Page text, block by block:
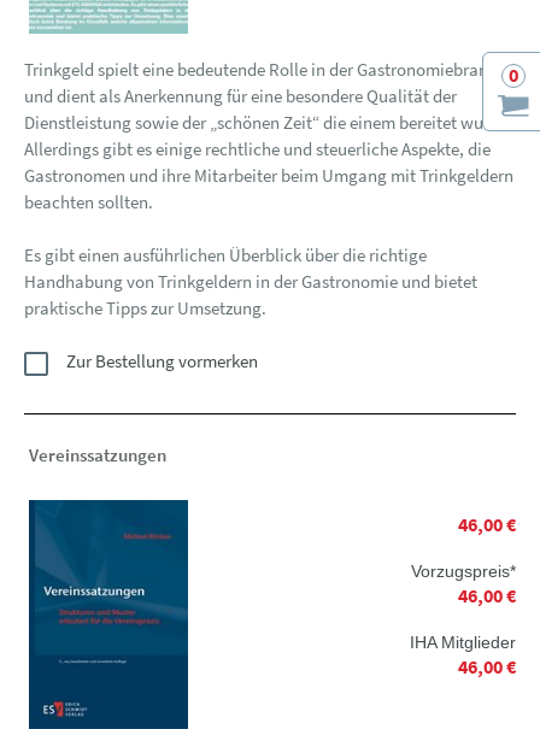
0
Trinkgeld spielt eine bedeutende Rolle in der Gastronomiebranche
und dient als Anerkennung für eine besondere Qualität der
Dienstleistung sowie der „schönen Zeit“ die einem bereitet wurde.
Allerdings gibt es einige rechtliche und steuerliche Aspekte, die
Gastronomen und ihre Mitarbeiter beim Umgang mit Trinkgeldern
beachten sollten.
Es gibt einen ausführlichen Überblick über die richtige
Handhabung von Trinkgeldern in der Gastronomie und bietet
praktische Tipps zur Umsetzung.
Zur Bestellung vormerken
Vereinssatzungen
46,00 €
Vorzugspreis*
46,00 €
IHA Mitglieder
46,00 €